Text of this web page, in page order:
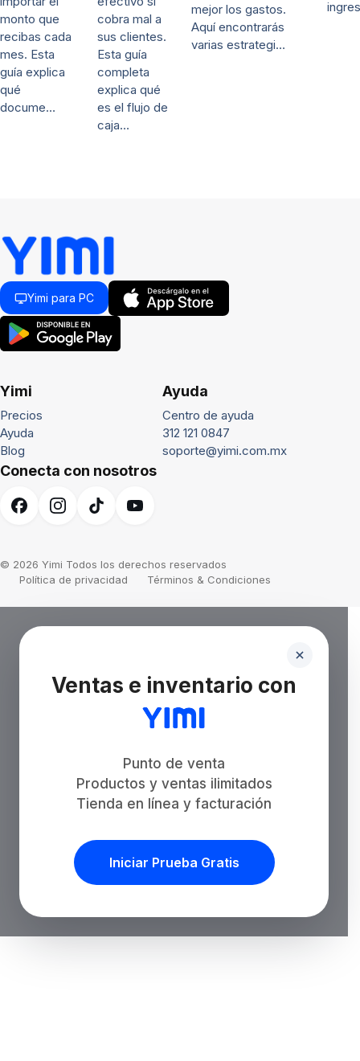
monto que
recibas cada
mes. Esta
guía explica
qué
docume…
cobra mal a
sus clientes.
Esta guía
completa
explica qué
es el flujo de
caja…
mejor los gastos.
Aquí encontrarás
varias estrategi…
Yimi para PC
Yimi
Precios
Ayuda
Blog
Ayuda
Centro de ayuda
312 121 0847
soporte@yimi.com.mx
Conecta con nosotros
© 2026 Yimi Todos los derechos reservados
Política de privacidad
Términos & Condiciones
Ventas e inventario con
Punto de venta
Productos y ventas ilimitados
Tienda en línea y facturación
Iniciar Prueba Gratis